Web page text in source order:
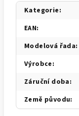
Kategorie:
EAN:
Modelová řada:
Výrobce:
Záruční doba:
Země původu: